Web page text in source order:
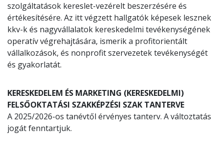
szolgáltatások kereslet-vezérelt beszerzésére és
értékesítésére. Az itt végzett hallgatók képesek lesznek
kkv-k és nagyvállalatok kereskedelmi tevékenységének
operatív végrehajtására, ismerik a profitorientált
vállalkozások, és nonprofit szervezetek tevékenységét
és gyakorlatát.
KERESKEDELEM ÉS MARKETING (KERESKEDELMI)
FELSŐOKTATÁSI SZAKKÉPZÉSI SZAK TANTERVE
A 2025/2026-os tanévtől érvényes tanterv. A változtatás
jogát fenntartjuk.